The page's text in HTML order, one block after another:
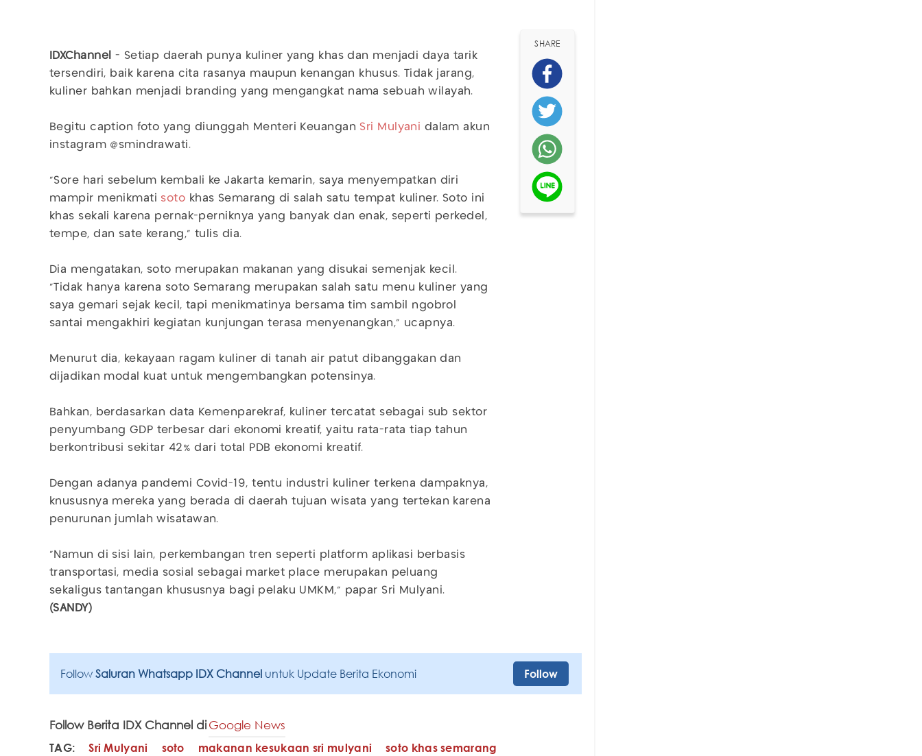
IDXChannel
- Setiap daerah punya kuliner yang khas dan menjadi daya tarik
tersendiri, baik karena cita rasanya maupun kenangan khusus. Tidak jarang,
kuliner bahkan menjadi branding yang mengangkat nama sebuah wilayah.
Begitu caption foto yang diunggah Menteri Keuangan Sri Mulyani dalam akun
instagram @smindrawati.
"Sore hari sebelum kembali ke Jakarta kemarin, saya menyempatkan diri
mampir menikmati soto khas Semarang di salah satu tempat kuliner. Soto ini
khas sekali karena pernak-perniknya yang banyak dan enak, seperti perkedel,
tempe, dan sate kerang," tulis dia.
Dia mengatakan, soto merupakan makanan yang disukai semenjak kecil.
"Tidak hanya karena soto Semarang merupakan salah satu menu kuliner yang
saya gemari sejak kecil, tapi menikmatinya bersama tim sambil ngobrol
santai mengakhiri kegiatan kunjungan terasa menyenangkan," ucapnya.
Menurut dia, kekayaan ragam kuliner di tanah air patut dibanggakan dan
dijadikan modal kuat untuk mengembangkan potensinya.
Bahkan, berdasarkan data Kemenparekraf, kuliner tercatat sebagai sub sektor
penyumbang GDP terbesar dari ekonomi kreatif, yaitu rata-rata tiap tahun
berkontribusi sekitar 42% dari total PDB ekonomi kreatif.
Dengan adanya pandemi Covid-19, tentu industri kuliner terkena dampaknya,
knususnya mereka yang berada di daerah tujuan wisata yang tertekan karena
penurunan jumlah wisatawan.
"Namun di sisi lain, perkembangan tren seperti platform aplikasi berbasis
transportasi, media sosial sebagai market place merupakan peluang
sekaligus tantangan khususnya bagi pelaku UMKM," papar Sri Mulyani.
(SANDY)
SHARE
Follow Saluran Whatsapp IDX Channel untuk Update Berita Ekonomi Follow
Follow Berita IDX Channel diGoogle News
TAG: Sri Mulyani soto makanan kesukaan sri mulyani soto khas semarang